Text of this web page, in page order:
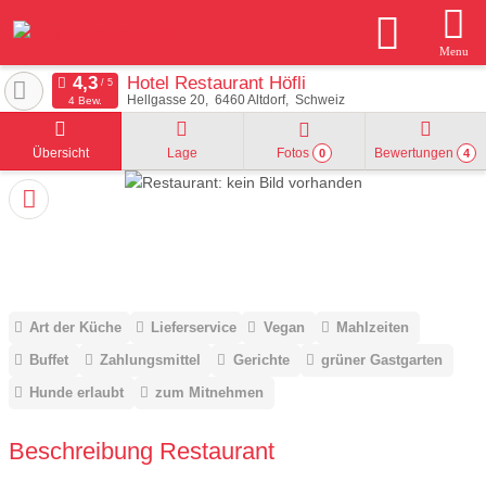
Menu
Hotel Restaurant Höfli
Hellgasse 20 6460Altdorf Schweiz
4 Bew.
Übersicht Lage Fotos 0 Bewertungen 4
Art der Küche Lieferservice Vegan
Mahlzeiten
Buffet
Zahlungsmittel Gerichte
grüner Gastgarten
Hunde erlaubt
zum Mitnehmen
Beschreibung Restaurant